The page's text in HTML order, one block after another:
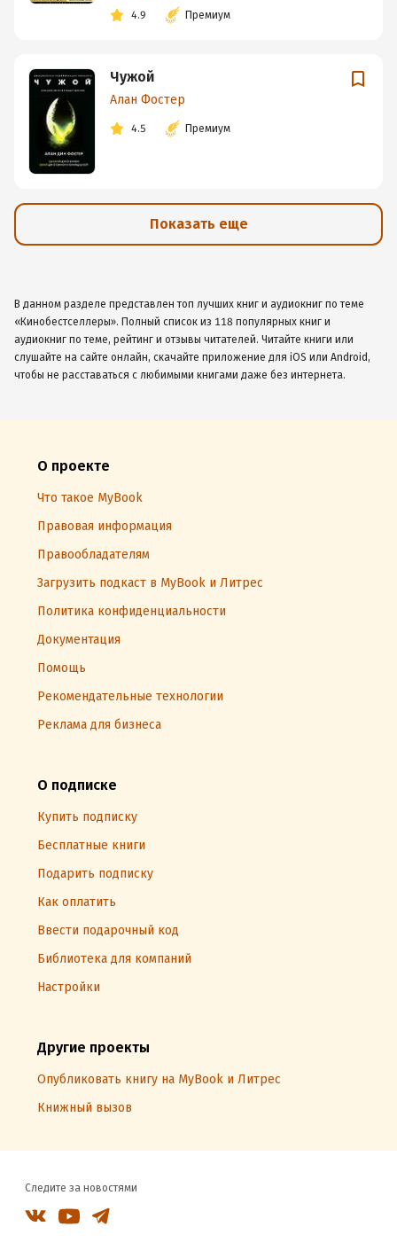
4.9 Премиум
Чужой
Алан Фостер
4.5 Премиум
Показать еще
В данном разделе представлен топ лучших книг и аудиокниг по теме
«Кинобестселлеры». Полный список из 118 популярных книг и
аудиокниг по теме, рейтинг и отзывы читателей. Читайте книги или
слушайте на сайте онлайн, скачайте приложение для iOS или Android,
чтобы не расставаться с любимыми книгами даже без интернета.
О проекте
Что такое MyBook
Правовая информация
Правообладателям
Загрузить подкаст в MyBook и Литрес
Политика конфиденциальности
Документация
Помощь
Рекомендательные технологии
Реклама для бизнеса
О подписке
Купить подписку
Бесплатные книги
Подарить подписку
Как оплатить
Ввести подарочный код
Библиотека для компаний
Настройки
Другие проекты
Опубликовать книгу на MyBook и Литрес
Книжный вызов
Следите за новостями